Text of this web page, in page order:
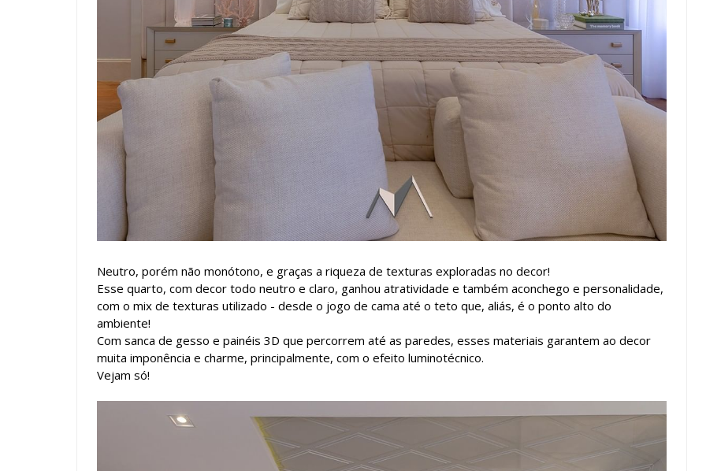
Neutro, porém não monótono, e graças a riqueza de texturas exploradas no decor!
Esse quarto, com decor todo neutro e claro, ganhou atratividade e também aconchego e personalidade,
com o mix de texturas utilizado - desde o jogo de cama até o teto que, aliás, é o ponto alto do
ambiente!
Com sanca de gesso e painéis 3D que percorrem até as paredes, esses materiais garantem ao decor
muita imponência e charme, principalmente, com o efeito luminotécnico.
Vejam só!